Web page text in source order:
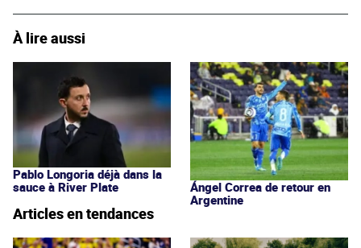
À lire aussi
Pablo Longoria déjà dans la
sauce à River Plate
Ángel Correa de retour en
Argentine
Articles en tendances